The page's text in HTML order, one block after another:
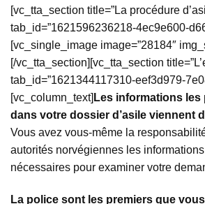
[vc_tta_section title=”La procédure
tab_id=”1621596236218-4ec9e600-
[vc_single_image image=”28184″
[/vc_tta_section][vc_tta_section
tab_id=”1621344117310-eef3d979-
[vc_column_text] Les informations
dans votre dossier d’asile viennent
Vous avez vous-même la
autorités norvégiennes les
nécessaires pour examiner votre
La police sont les premiers que